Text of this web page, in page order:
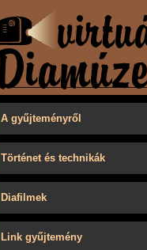
A gyűjteményről
Történet és technikák
Diafilmek
Link gyűjtemény